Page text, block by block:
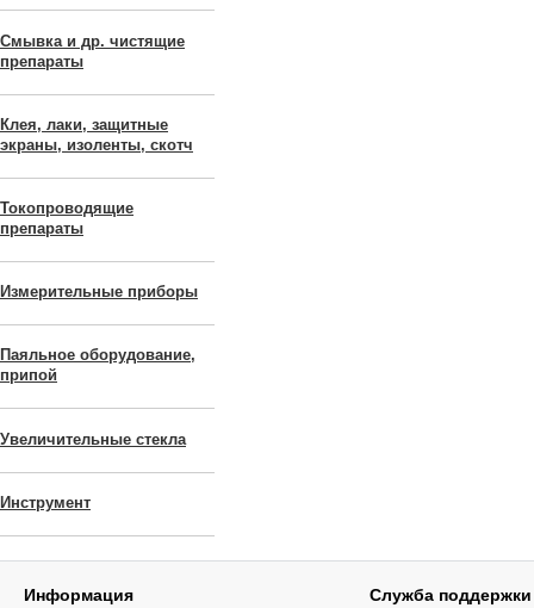
Смывка и др. чистящие
препараты
Клея, лаки, защитные
экраны, изоленты, скотч
Токопроводящие
препараты
Измерительные приборы
Паяльное оборудование,
припой
Увеличительные стекла
Инструмент
Информация Служба поддержки